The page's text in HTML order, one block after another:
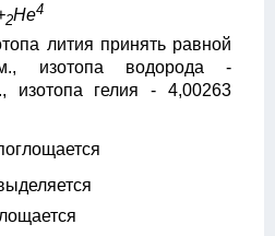
2He4
лития принять равной
изотопа водорода -
изотопа гелия - 4,00263